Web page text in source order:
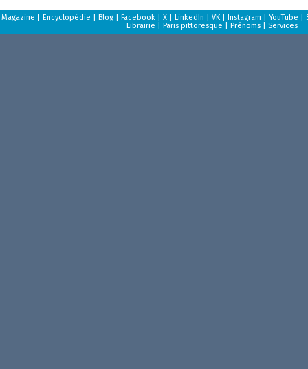
Magazine Encyclopédie Blog| Facebook| X| LinkedIn VK| Instagram YouTube
Librairie
Paris pittoresque Prénoms| Services